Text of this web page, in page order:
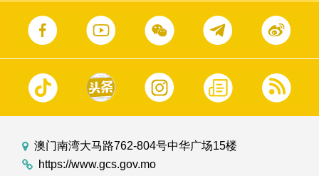
澳门南湾大马路762-804号中华广场15楼
https://www.gcs.gov.mo